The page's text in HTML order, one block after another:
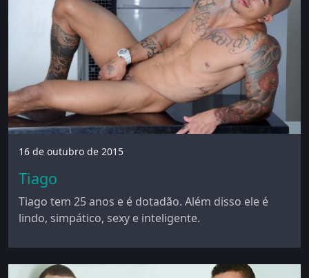
16 de outubro de 2015
Tiago
Tiago tem 25 anos e é dotadão. Além disso ele é
lindo, simpático, sexy e inteligente.